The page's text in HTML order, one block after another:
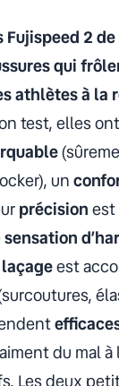
Fujispeed 2
qui
athlètes à la
test, elles
un
précisionest
sensation
laçageest
du mal
Les deux